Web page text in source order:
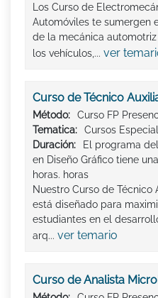
Los Curso de
Automóviles te sumergen
de la mecánica
los vehículos,... ver
Curso de Técnico
Método:
Curso FP
Tematica:
Cursos
Duración:
El programa
en Diseño Gráfico tiene
horas. horas
Nuestro Curso de Técnico
está diseñado para
estudiantes en el
arq... ver temario
Curso de Analista